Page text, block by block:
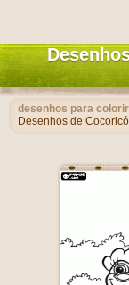
desenhos para colorir
Desenhos de Cocoricó